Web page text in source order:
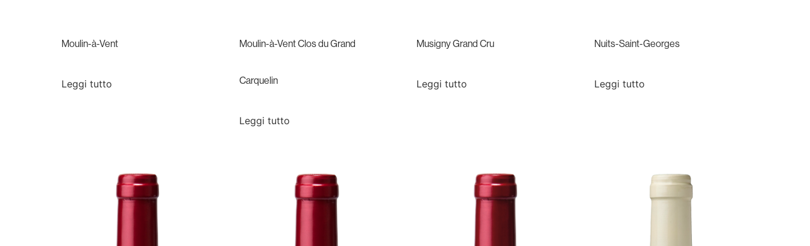
Moulin-à-Vent
Leggi tutto
Moulin-à-Vent Clos du Grand
Carquelin
Leggi tutto
Musigny Grand Cru
Leggi tutto
Nuits-Saint-Georges
Leggi tutto